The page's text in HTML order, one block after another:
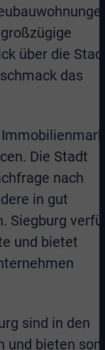
über die
das
Die Stadt
nach
in gut
Siegburg
und bietet
sind in den
und bieten